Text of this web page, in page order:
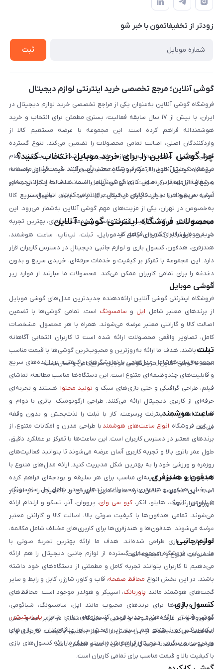
حساب کاربری
حریم خصوصی
بلاگ
شرایط ضمانت هفت روزه
روش ارسال کالا در گوشی آنلاین
روش بازگردانی کالا
زودتر از تخفیفاتمون با خبر شو
ثبت
گوشی آنلاین؛ مرجع تخصصی خرید اینترنتی لوازم دیجیتال
فروشگاه گوشی آنلاین به‌عنوان یکی از مراجع تخصصی خرید لوازم دیجیتال در
ایران، با بیش از ۱۷ سال سابقه فعالیت، بستری مطمئن برای انتخاب و خرید
هوشمندانه فراهم کرده است. این مجموعه با عرضه مستقیم کالا از
واردکنندگان اصلی، اصالت تمامی محصولات را تضمین می‌کند. تنوع گسترده
گوشی موبایل، تبلت، لپ‌تاپ و لوازم جانبی باعث شده کاربران بتوانند تمام
نیازهای دیجیتال خود را از یک فروشگاه معتبر تأمین کنند. قیمت‌گذاری منصفانه
و شفاف از مهم‌ترین اصول کاری گوشی آنلاین است. هدف ما ایجاد تجربه‌ای
آسان، سریع و امن در خرید کالای دیجیتال برای تمامی کاربران ایرانی است.
چرا گوشی آنلاین را برای خرید موبایل انتخاب کنید؟
فروشگاه گوشی آنلاین با تمرکز بر رضایت مشتری، فرآیند خرید موبایل را ساده،
سریع و قابل اعتماد کرده است. تمامی گوشی‌ها با ضمانت اصالت و گارانتی معتبر
عرضه می‌شوند تا خیال کاربران از کیفیت کالا راحت باشد. تحویل سریع کالا
به‌خصوص در تهران، یکی از مزیت‌های مهم گوشی آنلاین به‌شمار می‌رود. این
مجموعه تلاش می‌کند با ترکیب قیمت مناسب و خدمات حرفه‌ای، بهترین تجربه
خرید موبایل را برای کاربران فراهم کند.
محصولات فروشگاه اینترنتی گوشی آنلاین
در این فروشگاه گستره‌ای کامل از موبایل، تبلت، لپ‌تاپ، ساعت هوشمند،
هندزفری، هدفون، کنسول بازی و لوازم جانبی دیجیتال در دسترس کاربران قرار
دارد. این مجموعه با تمرکز بر کیفیت و خدمات حرفه‌ای، خریدی سریع و بدون
دغدغه را برای تمامی کاربران ممکن می‌کند. محصولات ما عبارتند از موارد زیر
است:
گوشی موبایل
فروشگاه اینترنتی گوشی آنلاین ارائه‌دهنده جدیدترین مدل‌های گوشی موبایل
از برندهای معتبر شامل اپل و سامسونگ است. تمامی گوشی‌ها با تضمین
اصالت کالا و گارانتی معتبر عرضه می‌شوند. همراه با هر محصول، مشخصات
کامل، تصاویر واقعی محصولات ارائه شده است تا کاربران انتخابی آگاهانه
داشته باشند. هدف ما ارائه به‌روزترین و محبوب‌ترین گوشی‌ها با قیمت مناسب
است. با گوشی آنلاین، خرید گوشی موبایل سریع، امن و آسان است.
تبلت
مجموعه تبلت‌ها شامل مدل‌هایی با نمایشگرهای باکیفیت، پردازنده‌های سریع
و قابلیت‌های چندوظیفه‌ای متنوع است. این دستگاه‌ها مناسب مطالعه، تماشای
فیلم، طراحی گرافیکی و حتی بازی‌های سبک و تولید محتوا هستند و تجربه‌ای
حرفه‌ای از کاربری دیجیتال ارائه می‌کنند. طراحی ارگونومیک، باتری با دوام و
قابلیت اتصال به اینترنت پرسرعت، کار با تبلت را لذت‌بخش و بدون وقفه
می‌کند.
ساعت هوشمند
در این فروشگاه انواع ساعت‌های هوشمند با طراحی مدرن و امکانات متنوع، از
برندهای معتبر در دسترس کاربران است. این ساعت‌ها با تمرکز بر عملکرد دقیق،
طول عمر باتری بالا و تجربه کاربری آسان عرضه می‌شوند تا بتوانید فعالیت‌های
روزمره و ورزشی خود را به بهترین شکل مدیریت کنید. ارائه مدل‌های متنوع با
قابلیت‌های متفاوت، گزینه‌ای مناسب برای هر سلیقه و بودجه‌ای فراهم کرده
است. این مجموعه تلاش دارد ساعت‌هایی کاربردی و باکیفیت را در اختیار
کاربران قرار دهد.
هدفون و هندزفری
در بخش هدفون و هندزفری، محصولات برندهای معتبر شامل اپل، سامسونگ،
شیائومی، ناتینگ، هایلو، انکر، کیو سی وای، پرووان، آنر، تسکو و ارلدام ارائه
می‌شوند. تمامی هدفون‌ها با کیفیت صوتی بالا، اصالت کالا و گارانتی معتبر
عرضه می‌شوند. هدفون‌ها و هندزفری‌ها برای کاربری‌های مختلف شامل مکالمه،
موسیقی و بازی طراحی شده‌اند. هدف ما ارائه بهترین تجربه صوتی با
محصولات متنوع و باکیفیت است.
لوازم جانبی
ما در این فروشگاه مجموعه‌ای گسترده از لوازم جانبی دیجیتال را هم ارائه
می‌دهیم تا کاربران بتوانند تجربه کامل و مطمئنی از دستگاه‌های خود داشته
باشند. در این بخش انواع محافظ صفحه، قاب و کاور، شارژر، کابل و رابط و سایر
گجت‌های هوشمند مانند پاوربانک، اسپیکر و هولدر موجود است. محافظ‌های
صفحه و قاب‌ها برای برندهای محبوب مانند اپل، سامسونگ، شیائومی،
موتورولا و آنر عرضه می‌شوند و گوشی و دستگاه شما را در برابر خط و خش
محافظت می‌کنند. هدف از این بخش ارائه لوازم جانبی باکیفیت، کاربردی و با
طراحی مناسب است تا خرید کاربران کامل، راحت و مطمئن باشد.
کنسول بازی
گوشی آنلاین ارائه‌دهنده جدیدترین کنسول‌های بازی شامل پلی‌استیشن،
ایکس‌باکس و نینتندو هم است. این بخش برای علاقه‌مندان به بازی‌های
ویدیویی و سرگرمی دیجیتال فراهم شده است. هدف ما ارائه کنسول‌های بازی
با کیفیت بالا و قیمت مناسب برای تمامی کاربران است.